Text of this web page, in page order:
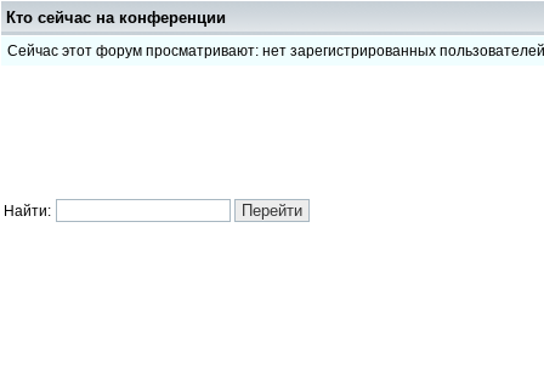
Кто сейчас на конференции
Сейчас этот форум просматривают: нет зарегистрированных пользователей
Найти: